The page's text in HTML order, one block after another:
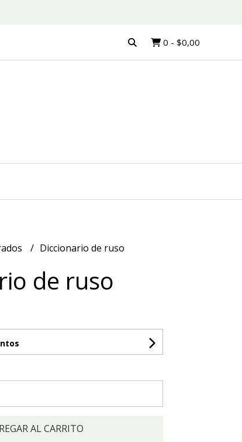
0 - $0,00
Diccionario de ruso
de ruso
AL CARRITO